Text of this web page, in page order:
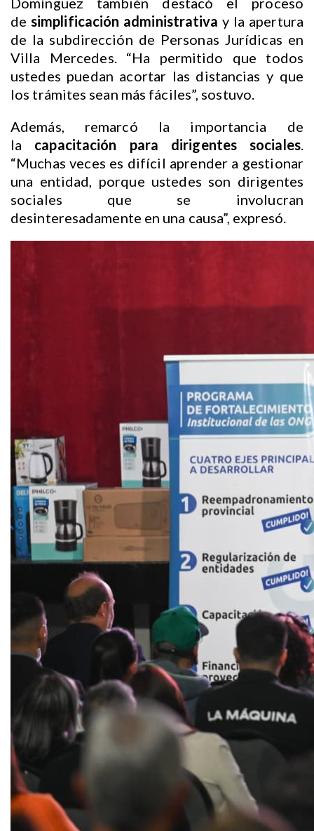
de simplificación administrativa y la apertura
de la subdirección de Personas Jurídicas en
Villa Mercedes. “Ha permitido que todos
ustedes puedan acortar las distancias y que
los trámites sean más fáciles”, sostuvo.
Además, remarcó la importancia de
la capacitación para dirigentes sociales.
“Muchas veces es difícil aprender a gestionar
una entidad, porque ustedes son dirigentes
sociales que se involucran
desinteresadamente en una causa”, expresó.